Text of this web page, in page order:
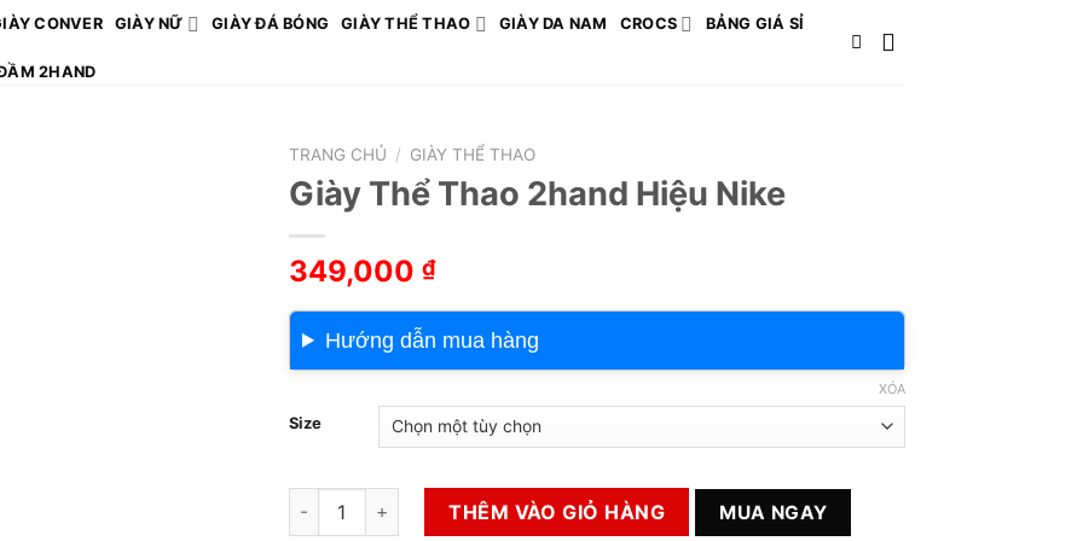
CONVER GIÀY NỮ GIÀY ĐÁ BÓNG GIÀY THỂ THAO GIÀY DA NAM CROCS BẢNG GIÁ SỈ
2HAND
TRANG CHỦ / GIÀY THỂ THAO
Giày Thể Thao 2hand Hiệu Nike
349,000 ₫
Hướng dẫn mua hàng
Size
XÓA
Giày Thể Thao 2hand Hiệu Nike số lượng
THÊM VÀO GIỎ HÀNG MUA NGAY